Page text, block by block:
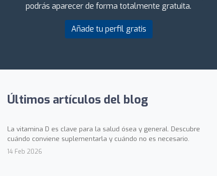
podrás aparecer de forma totalmente gratuita.
Añade tu perfil gratis
Últimos artículos del blog
La vitamina D es clave para la salud ósea y general. Descubre
cuándo conviene suplementarla y cuándo no es necesario.
14 Feb 2026